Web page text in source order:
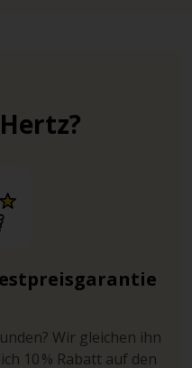
Wir gleichen ihn
10 % Rabatt auf den